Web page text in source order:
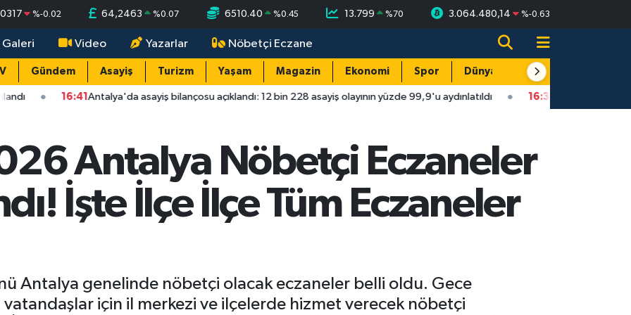
%-0.02 64,2463 %0.07 6510.40 %0.45 13.799 %70 3.064.480,14 %-0.63
Galeri Video Yazarlar Nöbetçi Eczane
Gündem Asayiş Turizm Yaşam Magazin Ekonomi Spor Dünya Resmi Reklamlar
16:41 Antalya'da asayiş bilançosu açıklandı: 12 bin 228 asayiş olayının yüzde 99,9'u aydınlatıldı 16:34 Isparta'da faytonu
Antalya Nöbetçi Eczaneler
İşte İlçe İlçe Tüm Eczaneler
Antalya genelinde nöbetçi olacak eczaneler belli oldu. Gece
vatandaşlar için il merkezi ve ilçelerde hizmet verecek nöbetçi